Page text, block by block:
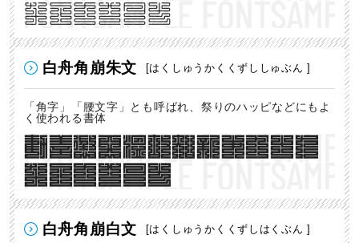
なアカサタナ
白舟角崩朱文 [はくしゅうかくくずししゅぶん ]
「角字」「腰文字」とも呼ばれ、祭りのハッピなどにもよ
く使われる書体
勧善懲悪温故知新あかさた
なアカサタナ
白舟角崩白文 [はくしゅうかくくずしはくぶん ]